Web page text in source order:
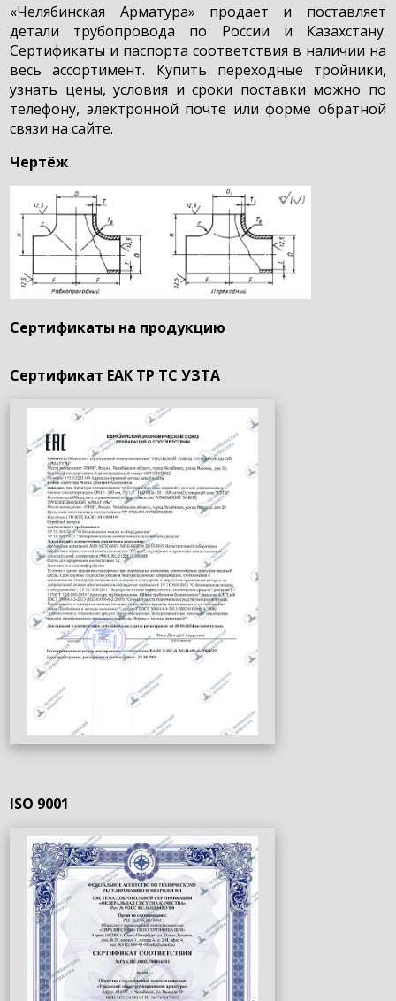
«Челябинская Арматура» продает и поставляет
детали трубопровода по России и Казахстану.
Сертификаты и паспорта соответствия в наличии на
весь ассортимент. Купить переходные тройники,
узнать цены, условия и сроки поставки можно по
телефону, электронной почте или форме обратной
связи на сайте.
Чертёж
Сертификаты на продукцию
Сертификат ЕАК ТР ТС УЗТА
ISO 9001